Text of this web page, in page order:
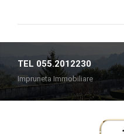
TEL 055.2012230
Impruneta Immobiliare